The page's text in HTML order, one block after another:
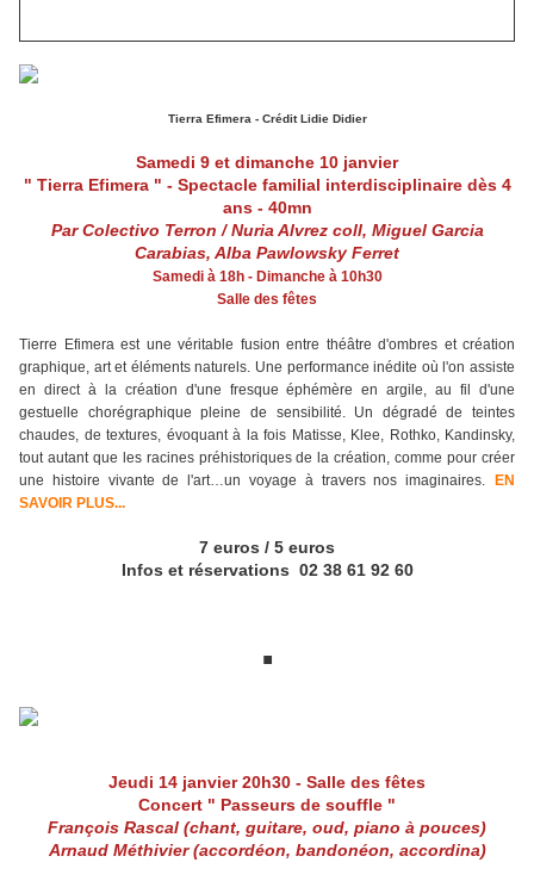
Tierra Efimera - Crédit Lidie Didier
Samedi 9 et dimanche 10 janvier
" Tierra Efimera " - Spectacle familial interdisciplinaire dès 4
ans - 40mn
Par Colectivo Terron / Nuria Alvrez coll, Miguel Garcia
Carabias, Alba Pawlowsky Ferret
Samedi à 18h - Dimanche à 10h30
Salle des fêtes
Tierre Efimera est une véritable fusion entre théâtre d'ombres et création
graphique, art et éléments naturels. Une performance inédite où l'on assiste
en direct à la création d'une fresque éphémère en argile, au fil d'une
gestuelle chorégraphique pleine de sensibilité. Un dégradé de teintes
chaudes, de textures, évoquant à la fois Matisse, Klee, Rothko, Kandinsky,
tout autant que les racines préhistoriques de la création, comme pour créer
une histoire vivante de l'art…un voyage à travers nos imaginaires.
EN
SAVOIR PLUS...
7 euros / 5 euros
Infos et réservations 02 38 61 92 60
.
Jeudi 14 janvier20h30 - Salle des fêtes
Concert " Passeurs de souffle "
François Rascal (chant, guitare, oud, piano à pouces)
Arnaud Méthivier (accordéon, bandonéon, accordina)